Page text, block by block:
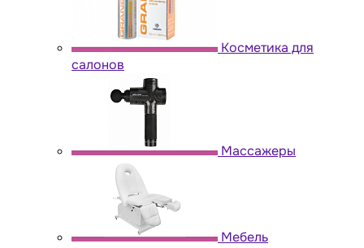
Косметика для
салонов
Массажеры
Мебель